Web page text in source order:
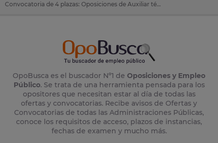
Convocatoria de 4 plazas: Oposiciones de Auxiliar técnico de educación especial en Universidad de Granada
OpoBusca es el buscador Nº1 de Oposiciones y Empleo
Público. Se trata de una herramienta pensada para los
opositores que necesitan estar al día de todas las
ofertas y convocatorias. Recibe avisos de Ofertas y
Convocatorias de todas las Administraciones Públicas,
conoce los requisitos de acceso, plazos de instancias,
fechas de examen y mucho más.